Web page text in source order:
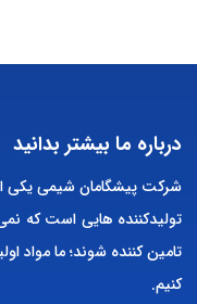
درباره ما بیشتر بدانید
شرکت پیشگامان شیمی یکی
تولیدکننده هایی است که
تامین کننده شوند؛ ما مواد
کنیم.